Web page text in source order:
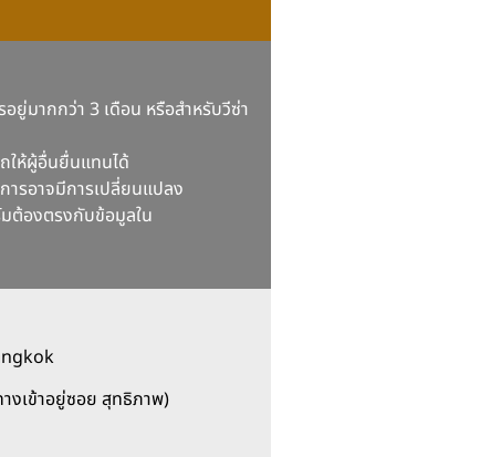
ยู่มากกว่า 3 เดือน หรือสำหรับวีซ่า
ให้ผู้อื่นยื่นแทนได้
ารอาจมีการเปลี่ยนแปลง
ต้องตรงกับข้อมูลใน
งเข้าอยู่ซอย สุทธิภาพ)